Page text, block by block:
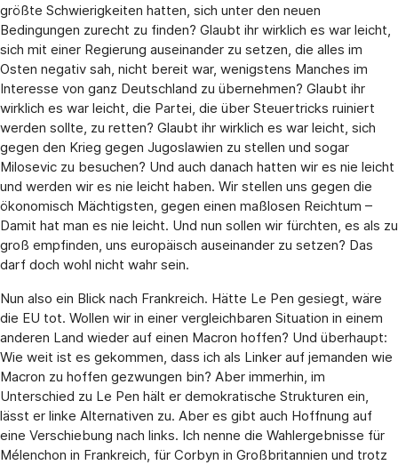
größte Schwierigkeiten hatten, sich unter den neuen
Bedingungen zurecht zu finden? Glaubt ihr wirklich es war leicht,
sich mit einer Regierung auseinander zu setzen, die alles im
Osten negativ sah, nicht bereit war, wenigstens Manches im
Interesse von ganz Deutschland zu übernehmen? Glaubt ihr
wirklich es war leicht, die Partei, die über Steuertricks ruiniert
werden sollte, zu retten? Glaubt ihr wirklich es war leicht, sich
gegen den Krieg gegen Jugoslawien zu stellen und sogar
Milosevic zu besuchen? Und auch danach hatten wir es nie leicht
und werden wir es nie leicht haben. Wir stellen uns gegen die
ökonomisch Mächtigsten, gegen einen maßlosen Reichtum –
Damit hat man es nie leicht. Und nun sollen wir fürchten, es als zu
groß empfinden, uns europäisch auseinander zu setzen? Das
darf doch wohl nicht wahr sein.
Nun also ein Blick nach Frankreich. Hätte Le Pen gesiegt, wäre
die EU tot. Wollen wir in einer vergleichbaren Situation in einem
anderen Land wieder auf einen Macron hoffen? Und überhaupt:
Wie weit ist es gekommen, dass ich als Linker auf jemanden wie
Macron zu hoffen gezwungen bin? Aber immerhin, im
Unterschied zu Le Pen hält er demokratische Strukturen ein,
lässt er linke Alternativen zu. Aber es gibt auch Hoffnung auf
eine Verschiebung nach links. Ich nenne die Wahlergebnisse für
Mélenchon in Frankreich, für Corbyn in Großbritannien und trotz